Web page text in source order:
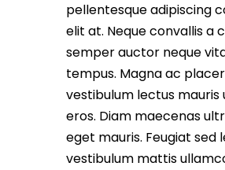
pellentesque adipiscing
elit at. Neque convallis a
semper auctor neque
tempus. Magna ac
vestibulum lectus mauris
eros. Diam maecenas
eget mauris. Feugiat sed
vestibulum mattis